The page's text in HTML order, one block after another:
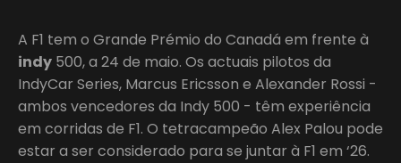
A F1 tem o Grande Prémio do Canadá em frente à
indy 500, a 24 de maio. Os actuais pilotos da
IndyCar Series, Marcus Ericsson e Alexander Rossi -
ambos vencedores da Indy 500 - têm experiência
em corridas de F1. O tetracampeão Alex Palou pode
estar a ser considerado para se juntar à F1 em ‘26.